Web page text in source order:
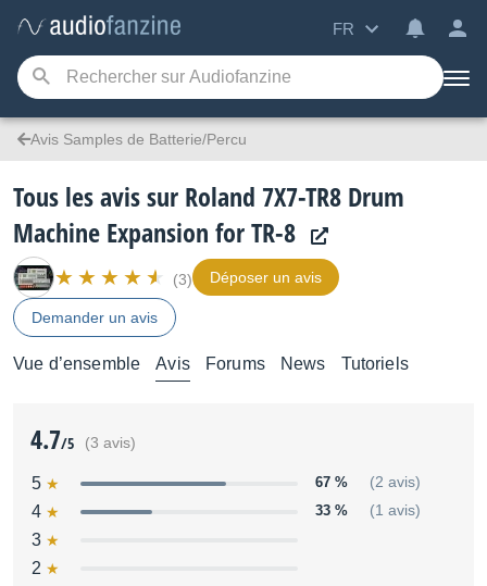
FR
Avis Samples de Batterie/Percu
Tous les avis sur Roland 7X7-TR8 Drum
Machine Expansion for TR-8
(3) Déposer un avis
Demander un avis
Vue d’ensemble Avis Forums News Tutoriels
4.7/5 (3 avis)
5 67 % (2 avis)
4 33 % (1 avis)
3
2